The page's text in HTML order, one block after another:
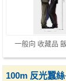
一般向 收藏品
100m 反光蠶